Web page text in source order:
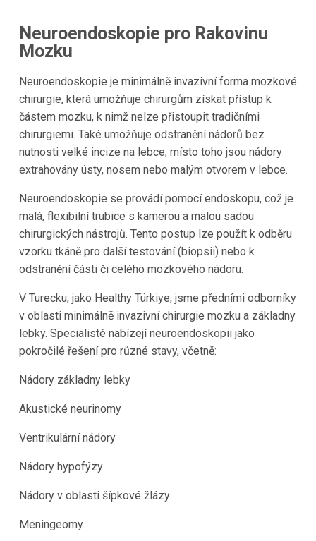
Neuroendoskopie pro Rakovinu
Mozku
Neuroendoskopie je minimálně invazivní forma mozkové
chirurgie, která umožňuje chirurgům získat přístup k
částem mozku, k nimž nelze přistoupit tradičními
chirurgiemi. Také umožňuje odstranění nádorů bez
nutnosti velké incize na lebce; místo toho jsou nádory
extrahovány ústy, nosem nebo malým otvorem v lebce.
Neuroendoskopie se provádí pomocí endoskopu, což je
malá, flexibilní trubice s kamerou a malou sadou
chirurgických nástrojů. Tento postup lze použít k odběru
vzorku tkáně pro další testování (biopsii) nebo k
odstranění části či celého mozkového nádoru.
V Turecku, jako Healthy Türkiye, jsme předními odborníky
v oblasti minimálně invazivní chirurgie mozku a základny
lebky. Specialisté nabízejí neuroendoskopii jako
pokročilé řešení pro různé stavy, včetně:
Nádory základny lebky
Akustické neurinomy
Ventrikulární nádory
Nádory hypofýzy
Nádory v oblasti šípkové žlázy
Meningeomy